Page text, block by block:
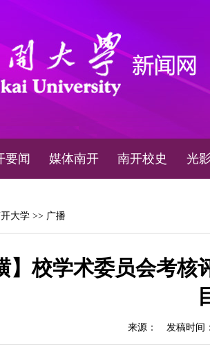
要闻 媒体南开 南开校史 光
大学 >> 广播
】校学术委员会考
来源： 发稿时间